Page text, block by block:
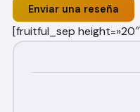
Enviar una reseña
[fruitful_sep